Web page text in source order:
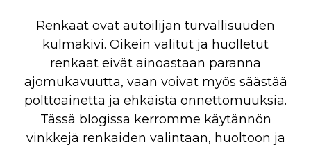
Renkaat ovat autoilijan turvallisuuden
kulmakivi. Oikein valitut ja huolletut
renkaat eivät ainoastaan paranna
ajomukavuutta, vaan voivat myös säästää
polttoainetta ja ehkäistä onnettomuuksia.
Tässä blogissa kerromme käytännön
vinkkejä renkaiden valintaan, huoltoon ja